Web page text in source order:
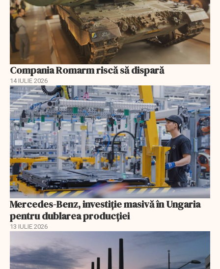
Compania Romarm riscă să dispară
14 IULIE 2026
Mercedes-Benz, investiție masivă în Ungaria
pentru dublarea producției
13 IULIE 2026